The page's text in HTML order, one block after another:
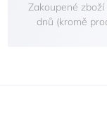
Zakoupené
dnů (kromě